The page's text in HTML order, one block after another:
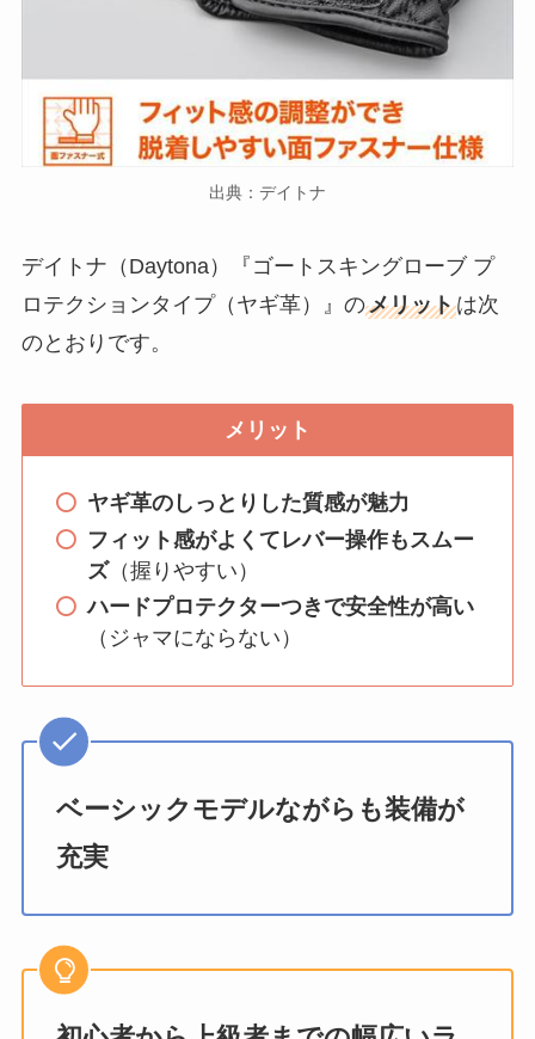
出典：デイトナ
デイトナ（Daytona）『ゴートスキングローブ プ
ロテクションタイプ（ヤギ革）』のメリットは次
のとおりです。
メリット
ヤギ革のしっとりした質感が魅力
フィット感がよくてレバー操作もスムー
ズ（握りやすい）
ハードプロテクターつきで安全性が高い
（ジャマにならない）
ベーシックモデルながらも装備が
充実